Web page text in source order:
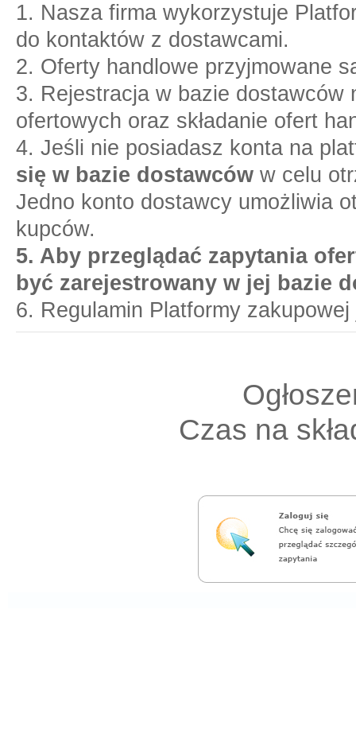
1. Nasza firma wykorzystuje
do kontaktów z dostawcami.
2. Oferty handlowe przyjmowane
3. Rejestracja w bazie dostawców
ofertowych oraz składanie ofert
4. Jeśli nie posiadasz konta na
się w bazie dostawców w celu
Jedno konto dostawcy umożliwia
kupców.
5. Aby przeglądać zapytania
być zarejestrowany w jej bazie
6. Regulamin Platformy
Czas na